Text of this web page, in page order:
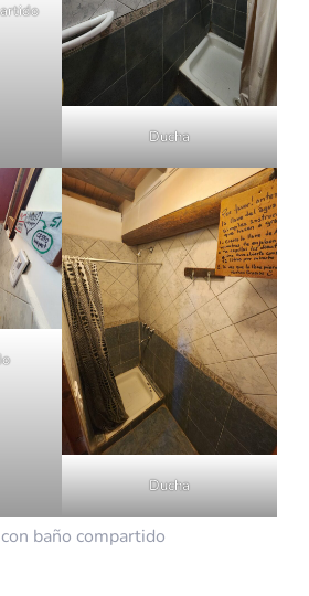
Ducha
Ducha
baño compartido